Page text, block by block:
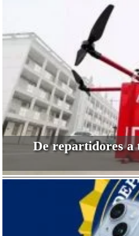
De repartidores a